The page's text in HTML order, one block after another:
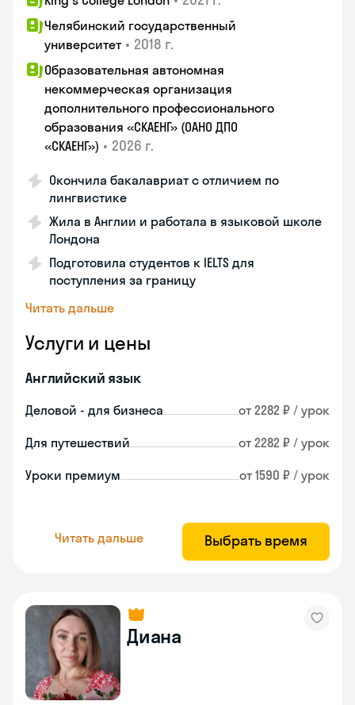
Челябинский государственный
университет • 2018 г.
Образовательная автономная
некоммерческая организация
дополнительного профессионального
образования «СКАЕНГ» (ОАНО ДПО
«СКАЕНГ») • 2026 г.
Окончила бакалавриат с отличием по
лингвистике
Жила в Англии и работала в языковой школе
Лондона
Подготовила студентов к IELTS для
поступления за границу
Читать дальше
Услуги и цены
Английский язык
Деловой - для бизнеса от 2282 ₽ / урок
Для путешествий от 2282 ₽ / урок
Уроки премиум от 1590 ₽ / урок
Читать дальше Выбрать время
Диана